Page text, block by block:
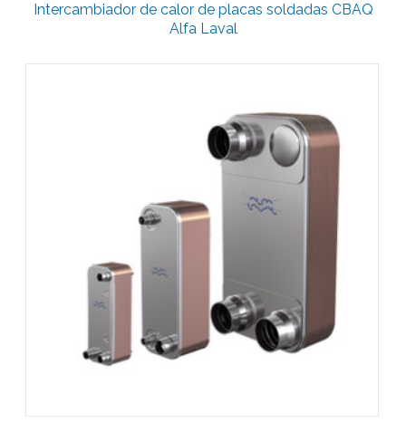
Intercambiador de calor de placas soldadas CBAQ
Alfa Laval